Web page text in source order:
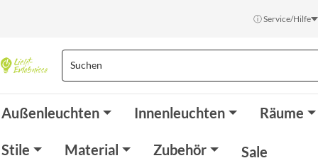
ⓘ Service/Hilfe
Außenleuchten Innenleuchten Räume
Stile Material Zubehör Sale